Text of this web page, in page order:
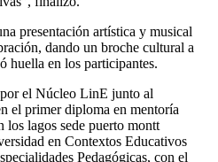
presentación artística y musical
dando un broche cultural a
huella en los participantes.
el Núcleo LinE junto al
en Contextos Educativos
Pedagógicas, con el